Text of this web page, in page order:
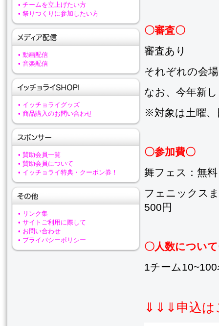
〇審査〇
審査あり
それぞれの会
なお、今年新
※対象は土曜、
〇参加費〇
舞フェス：無料
フェニックス
500円
〇人数につい
1チーム
⇓⇓⇓申込は
• チームを立上げたい方
• 祭りつくりに参加したい方
• 動画配信
• 音楽配信
• イッチョライグッズ
• 商品購入のお問い合わせ
• 賛助会員一覧
• 賛助会員について
• イッチョライ特典・クーポン券！
• リンク集
• サイトご利用に際して
• お問い合わせ
• プライバシーポリシー